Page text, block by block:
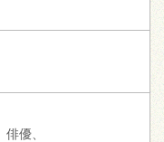
俳優、